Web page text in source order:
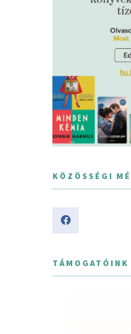
KÖZÖSSÉGI
TÁMOGATÓINK